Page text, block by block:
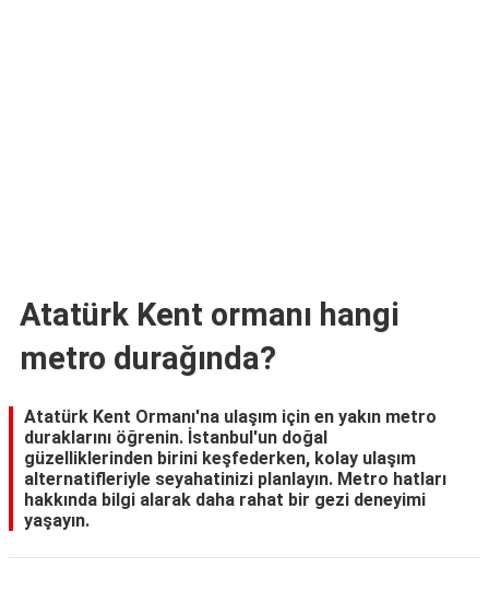
Atatürk Kent ormanı hangi
metro durağında?
Atatürk Kent Ormanı'na ulaşım için en yakın metro
duraklarını öğrenin. İstanbul'un doğal
güzelliklerinden birini keşfederken, kolay ulaşım
alternatifleriyle seyahatinizi planlayın. Metro hatları
hakkında bilgi alarak daha rahat bir gezi deneyimi
yaşayın.